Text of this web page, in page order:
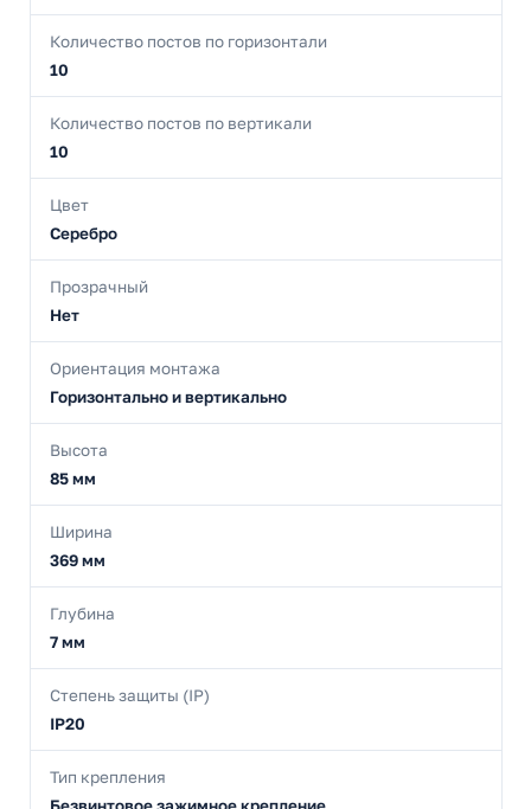
Количество постов по горизонтали
10
Количество постов по вертикали
10
Цвет
Серебро
Прозрачный
Нет
Ориентация монтажа
Горизонтально и вертикально
Высота
85 мм
Ширина
369 мм
Глубина
7 мм
Степень защиты (IP)
IP20
Тип крепления